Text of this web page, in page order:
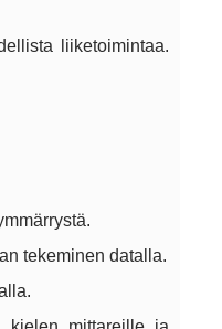
liiketoimintaa.
tekeminen datalla.